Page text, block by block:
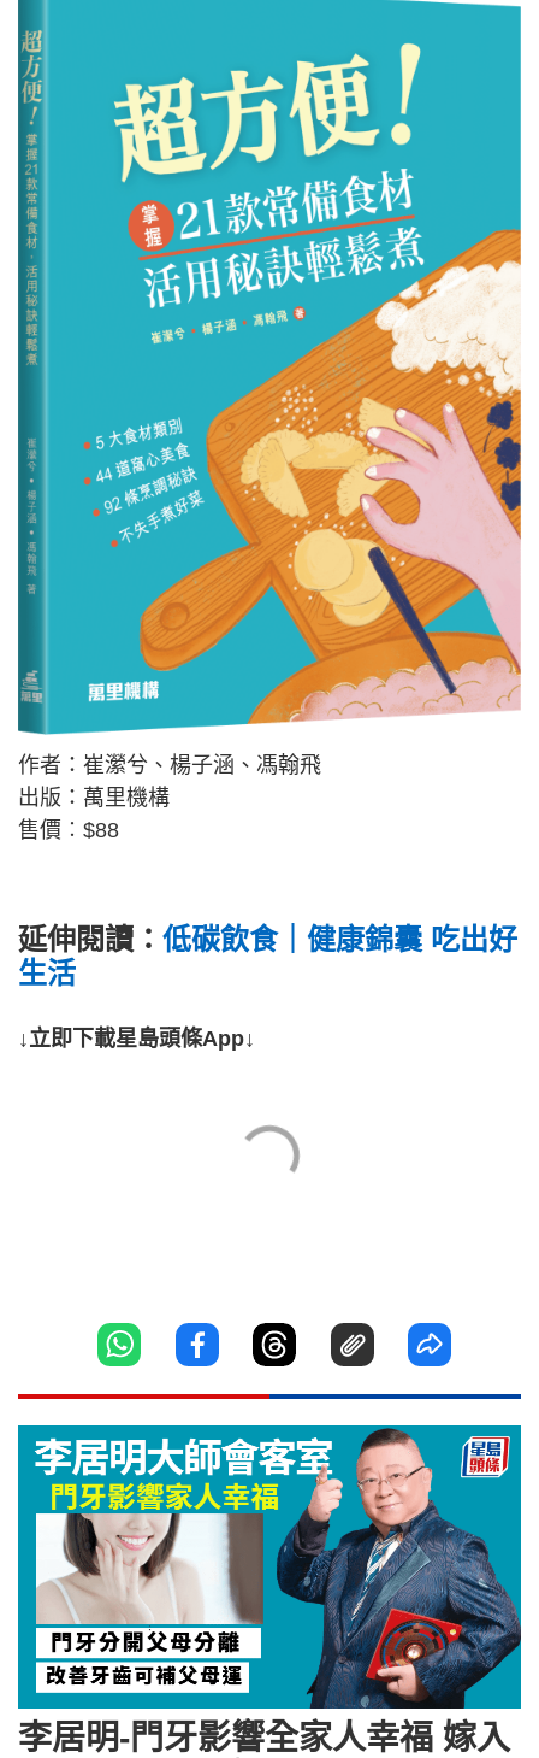
作者：崔瀠兮、楊子涵、馮翰飛
出版：萬里機構
售價︰$88
延伸閱讀： 低碳飲食｜健康錦囊 吃出好
生活
↓立即下載星島頭條App↓
李居明-門牙影響全家人幸福 嫁入